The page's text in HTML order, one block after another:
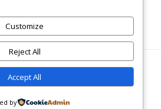
Datelor (GDPR)
©2026 TOATE DREPTURILE
Customize
Reject All
Accept All
by